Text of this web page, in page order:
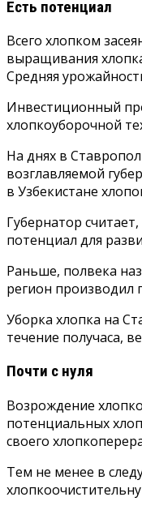
Есть потенциал
Всего хлопком
выращивания
Средняя
Инвестиционный
хлопкоуборочной
На днях в
возглавляемой
в Узбекистане
Губернатор
потенциал для
Раньше, полвека
регион производил
Уборка хлопка на
течение получаса,
Почти с нуля
Возрождение
потенциальных
своего
Тем не менее в